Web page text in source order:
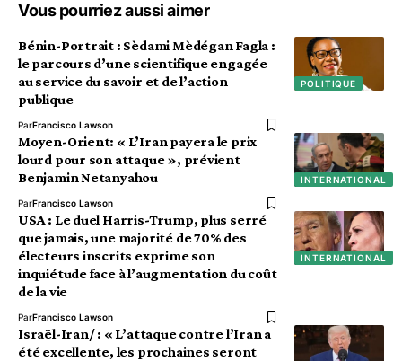
Vous pourriez aussi aimer
POLITIQUE
Bénin-Portrait : Sèdami Mèdégan Fagla :
le parcours d’une scientifique engagée
au service du savoir et de l’action
publique
ParFrancisco Lawson
INTERNATIONAL
Moyen-Orient: « L’Iran payera le prix
lourd pour son attaque », prévient
Benjamin Netanyahou
ParFrancisco Lawson
INTERNATIONAL
USA : Le duel Harris-Trump, plus serré
que jamais, une majorité de 70% des
électeurs inscrits exprime son
inquiétude face à l’augmentation du coût
de la vie
ParFrancisco Lawson
Israël-Iran/ : « L’attaque contre l’Iran a
été excellente, les prochaines seront